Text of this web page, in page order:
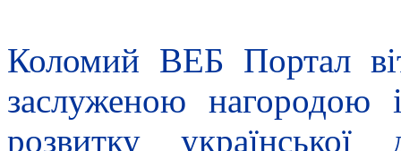
Коломий ВЕБ Портал
заслуженою нагородою
розвитку української